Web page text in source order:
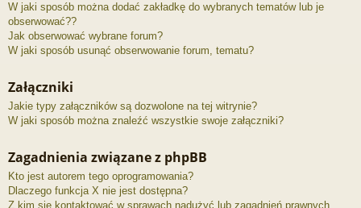
W jaki sposób można dodać zakładkę do wybranych tematów lub je
obserwować??
Jak obserwować wybrane forum?
W jaki sposób usunąć obserwowanie forum, tematu?
Załączniki
Jakie typy załączników są dozwolone na tej witrynie?
W jaki sposób można znaleźć wszystkie swoje załączniki?
Zagadnienia związane z phpBB
Kto jest autorem tego oprogramowania?
Dlaczego funkcja X nie jest dostępna?
Z kim się kontaktować w sprawach nadużyć lub zagadnień prawnych